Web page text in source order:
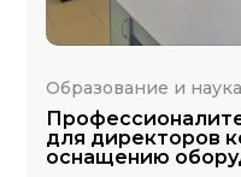
Образование и наука
для директоров
оснащению